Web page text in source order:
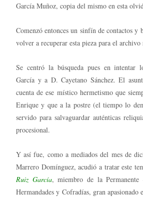
García Muñoz, copia del mismo en esta
Comenzó entonces un sinfín de contactos y
volver a recuperar esta pieza para el
Se centró la búsqueda pues en intentar
García y a D. Cayetano Sánchez. El
cuenta de ese místico hermetismo que
Enrique y que a la postre (el tiempo lo
servido para salvaguardar auténticas
procesional.
Y así fue, como a mediados del mes de
Marrero Domínguez, acudió a tratar este
Ruiz García, miembro de la
Hermandades y Cofradías, gran apasionado